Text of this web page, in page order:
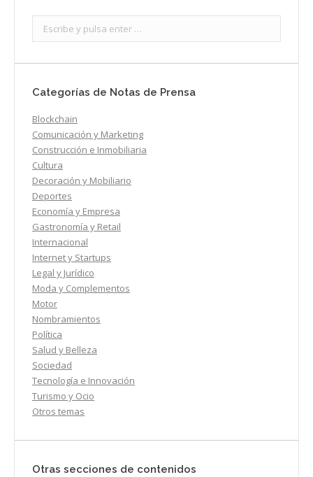
Categorías de Notas de Prensa
Blockchain
Comunicación y Marketing
Construcción e Inmobiliaria
Cultura
Decoración y Mobiliario
Deportes
Economía y Empresa
Gastronomía y Retail
Internacional
Internet y Startups
Legal y Jurídico
Moda y Complementos
Motor
Nombramientos
Política
Salud y Belleza
Sociedad
Tecnología e Innovación
Turismo y Ocio
Otros temas
Otras secciones de contenidos